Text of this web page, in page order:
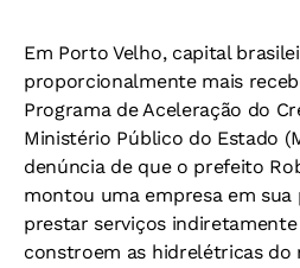
Em Porto Velho, capital
proporcionalmente mais
Programa de Aceleração do
Ministério Público do Estado
denúncia de que o prefeito
montou uma empresa em
prestar serviços
constroem as hidrelétricas do